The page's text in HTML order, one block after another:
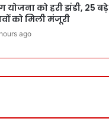
योजना को हरी झंडी, 25 बड़े
को मिली मंजूरी
ago